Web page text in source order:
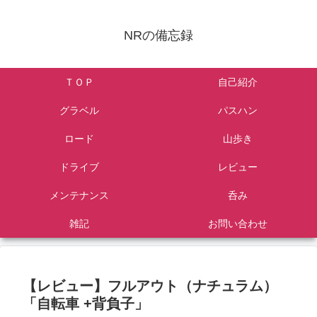
NRの備忘録
ＴＯＰ 自己紹介
グラベル パスハン
ロード 山歩き
ドライブ レビュー
メンテナンス 呑み
雑記 お問い合わせ
【レビュー】フルアウト（ナチュラム）
「自転車 +背負子」